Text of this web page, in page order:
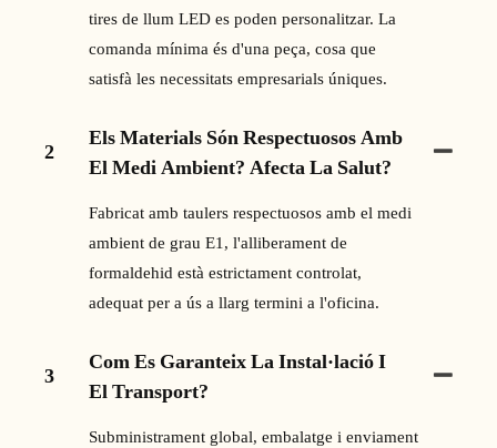
tires de llum LED es poden personalitzar. La
comanda mínima és d'una peça, cosa que
satisfà les necessitats empresarials úniques.
2
Els Materials Són Respectuosos Amb
El Medi Ambient? Afecta La Salut?
Fabricat amb taulers respectuosos amb el medi
ambient de grau E1, l'alliberament de
formaldehid està estrictament controlat,
adequat per a ús a llarg termini a l'oficina.
3
Com Es Garanteix La Instal·lació I
El Transport?
Subministrament global, embalatge i enviament